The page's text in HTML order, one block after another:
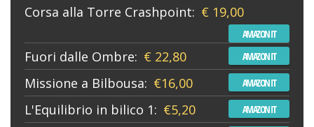
Corsa alla Torre Crashpoint: € 19,00
AMAZON IT
Fuori dalle Ombre: € 22,80 AMAZON IT
Missione a Bilbousa: €16,00 AMAZON IT
L'Equilibrio in bilico 1: €5,20 AMAZON IT